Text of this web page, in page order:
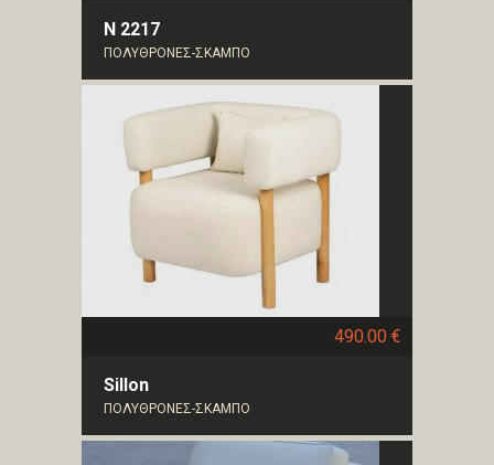
N 2217
ΠΟΛΥΘΡΟΝΕΣ-ΣΚΑΜΠΟ
490.00 €
Sillon
ΠΟΛΥΘΡΟΝΕΣ-ΣΚΑΜΠΟ